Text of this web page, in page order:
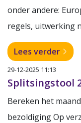
onder andere:
regels, uitwerking
Lees verder
29-12-2025 11:13
Splitsingstool
Bereken het
bezoldiging Op